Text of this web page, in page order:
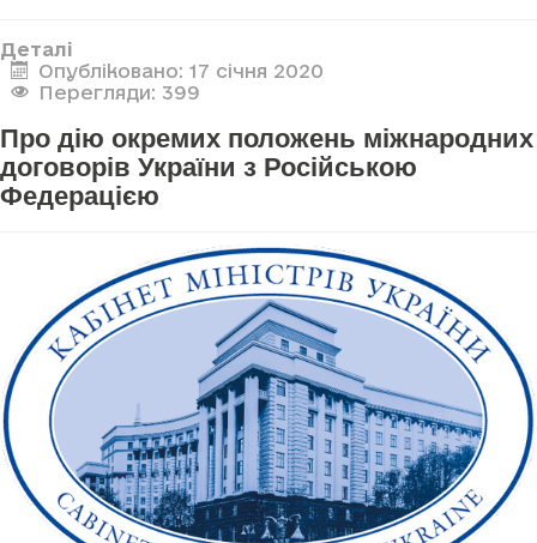
Деталі
Опубліковано: 17 січня 2020
Перегляди: 399
Про дію окремих положень міжнародних
договорів України з Російською
Федерацією